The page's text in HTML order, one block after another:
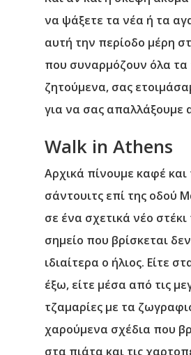
να ψάξετε τα νέα ή τα
αυτή την περίοδο μέρη
που συναρμόζουν όλα
ζητούμενα, σας
για να σας απαλλάξουμε
Walk in Athens
Αρχικά πίνουμε καφέ
σάντουιτς επί της οδού
σε ένα σχετικά νέο
σημείο που βρίσκεται
ιδιαίτερα ο ήλιος. Είτε
έξω, είτε μέσα από τις
τζαμαρίες με τα
χαρούμενα σχέδια που
στα πιάτα και τις